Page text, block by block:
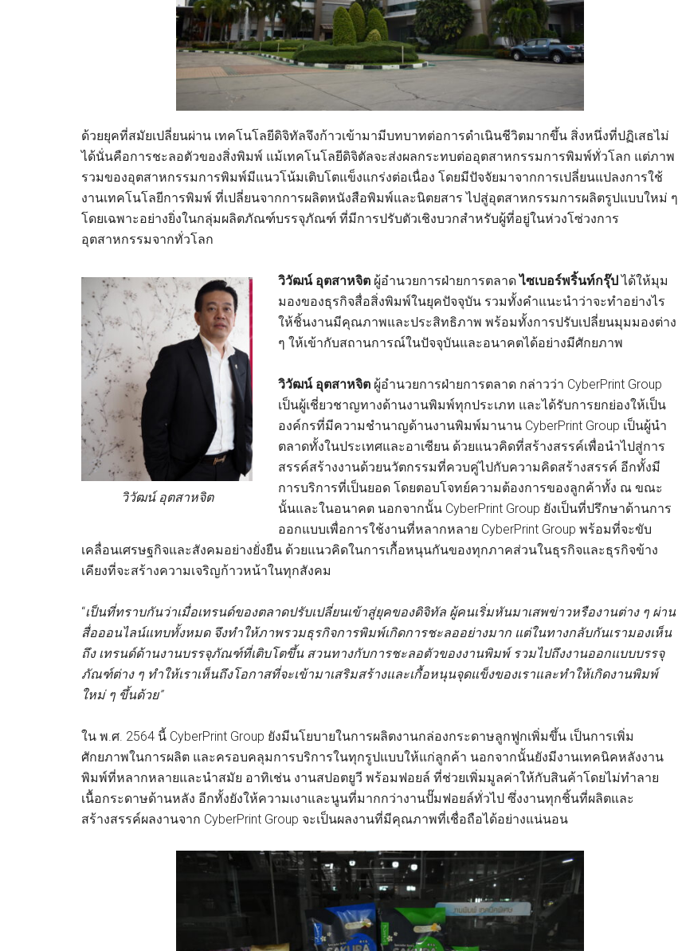
ด้วยยุคที่สมัยเปลี่ยนผ่าน เทคโนโลยีดิจิทัลจึงก้าวเข้ามามีบทบาทต่อการดำเนินชีวิตมากขึ้น สิ่งหนึ่งที่ปฏิเสธไม่
ได้นั่นคือการชะลอตัวของสิ่งพิมพ์ แม้เทคโนโลยีดิจิตัลจะส่งผลกระทบต่ออุตสาหกรรมการพิมพ์ทั่วโลก แต่ภาพ
รวมของอุตสาหกรรมการพิมพ์มีแนวโน้มเติบโตแข็งแกร่งต่อเนื่อง โดยมีปัจจัยมาจากการเปลี่ยนแปลงการใช้
งานเทคโนโลยีการพิมพ์ ที่เปลี่ยนจากการผลิตหนังสือพิมพ์และนิตยสาร ไปสู่อุตสาหกรรมการผลิตรูปแบบใหม่ ๆ
โดยเฉพาะอย่างยิ่งในกลุ่มผลิตภัณฑ์บรรจุภัณฑ์ ที่มีการปรับตัวเชิงบวกสำหรับผู้ที่อยู่ในห่วงโซ่วงการ
อุตสาหกรรมจากทั่วโลก
วิวัฒน์ อุตสาหจิต
วิวัฒน์ อุตสาหจิต ผู้อำนวยการฝ่ายการตลาดไซเบอร์พริ้นท์กรุ๊ป ได้ให้มุม
มองของธุรกิจสื่อสิ่งพิมพ์ในยุคปัจจุบัน รวมทั้งคำแนะนำว่าจะทำอย่างไร
ให้ชิ้นงานมีคุณภาพและประสิทธิภาพ พร้อมทั้งการปรับเปลี่ยนมุมมองต่าง
ๆ ให้เข้ากับสถานการณ์ในปัจจุบันและอนาคตได้อย่างมีศักยภาพ
วิวัฒน์ อุตสาหจิต ผู้อำนวยการฝ่ายการตลาด กล่าวว่า CyberPrint Group
เป็นผู้เชี่ยวชาญทางด้านงานพิมพ์ทุกประเภท และได้รับการยกย่องให้เป็น
องค์กรที่มีความชำนาญด้านงานพิมพ์มานาน CyberPrint Group เป็นผู้นำ
ตลาดทั้งในประเทศและอาเซียน ด้วยแนวคิดที่สร้างสรรค์เพื่อนำไปสู่การ
สรรค์สร้างงานด้วยนวัตกรรมที่ควบคู่ไปกับความคิดสร้างสรรค์ อีกทั้งมี
การบริการที่เป็นยอด โดยตอบโจทย์ความต้องการของลูกค้าทั้ง ณ ขณะ
นั้นและในอนาคต นอกจากนั้น CyberPrint Group ยังเป็นที่ปรึกษาด้านการ
ออกแบบเพื่อการใช้งานที่หลากหลาย CyberPrint Group พร้อมที่จะขับ
เคลื่อนเศรษฐกิจและสังคมอย่างยั่งยืน ด้วยแนวคิดในการเกื้อหนุนกันของทุกภาคส่วนในธุรกิจและธุรกิจข้าง
เคียงที่จะสร้างความเจริญก้าวหน้าในทุกสังคม
“เป็นที่ทราบกันว่าเมื่อเทรนด์ของตลาดปรับเปลี่ยนเข้าสู่ยุคของดิจิทัล ผู้คนเริ่มหันมาเสพข่าวหรืองานต่าง ๆ ผ่าน
สื่อออนไลน์แทบทั้งหมด จึงทำให้ภาพรวมธุรกิจการพิมพ์เกิดการชะลออย่างมาก แต่ในทางกลับกันเรามองเห็น
ถึง เทรนด์ด้านงานบรรจุภัณฑ์ที่เติบโตขึ้น สวนทางกับการชะลอตัวของงานพิมพ์ รวมไปถึงงานออกแบบบรรจุ
ภัณฑ์ต่าง ๆ ทำให้เราเห็นถึงโอกาสที่จะเข้ามาเสริมสร้างและเกื้อหนุนจุดแข็งของเราและทำให้เกิดงานพิมพ์
ใหม่ ๆ ขึ้นด้วย”
ใน พ.ศ. 2564 นี้ CyberPrint Group ยังมีนโยบายในการผลิตงานกล่องกระดาษลูกฟูกเพิ่มขึ้น เป็นการเพิ่ม
ศักยภาพในการผลิต และครอบคลุมการบริการในทุกรูปแบบให้แก่ลูกค้า นอกจากนั้นยังมีงานเทคนิคหลังงาน
พิมพ์ที่หลากหลายและนำสมัย อาทิเช่น งานสปอตยูวี พร้อมฟอยล์ ที่ช่วยเพิ่มมูลค่าให้กับสินค้าโดยไม่ทำลาย
เนื้อกระดาษด้านหลัง อีกทั้งยังให้ความเงาและนูนที่มากกว่างานปั๊มฟอยล์ทั่วไป ซึ่งงานทุกชิ้นที่ผลิตและ
สร้างสรรค์ผลงานจาก CyberPrint Group จะเป็นผลงานที่มีคุณภาพที่เชื่อถือได้อย่างแน่นอน